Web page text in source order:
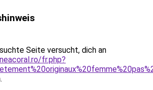
Seite versucht, dich an
fr.php?